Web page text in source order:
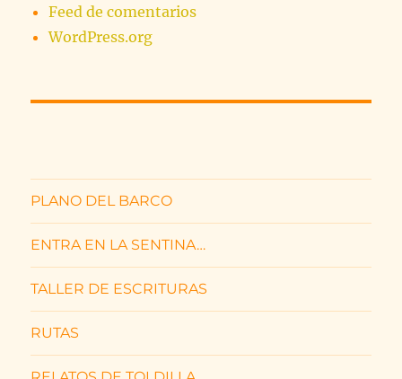
Feed de comentarios
WordPress.org
PLANO DEL BARCO
ENTRA EN LA SENTINA…
TALLER DE ESCRITURAS
RUTAS